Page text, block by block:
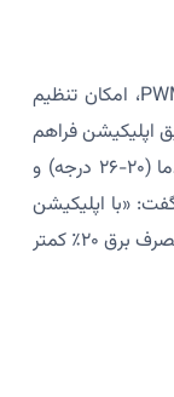
کولرهای BLDC مجهز به IoT و درایورهای PWM، امکان تنظیم
از طریق اپلیکیشن فراهم
می‌کنند. مشتریان تجاری در تهران از کنترل دما (۲۰-۲۶ درجه) و
گفت: «با اپلیکیشن
فرااکسیژن، کولر را از راه دور تنظیم می‌کنم و مصرف برق ۲۰٪ کمتر